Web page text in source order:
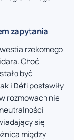
zapytania
rzekomego
Choć
być
i Défi postawiły
rozmowach nie
się
między